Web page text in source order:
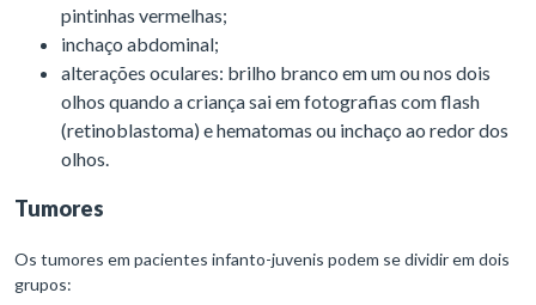
pintinhas vermelhas;
inchaço abdominal;
alterações oculares: brilho branco em um ou nos dois
olhos quando a criança sai em fotografias com flash
(retinoblastoma) e hematomas ou inchaço ao redor dos
olhos.
Tumores
Os tumores em pacientes infanto-juvenis podem se dividir em dois
grupos: